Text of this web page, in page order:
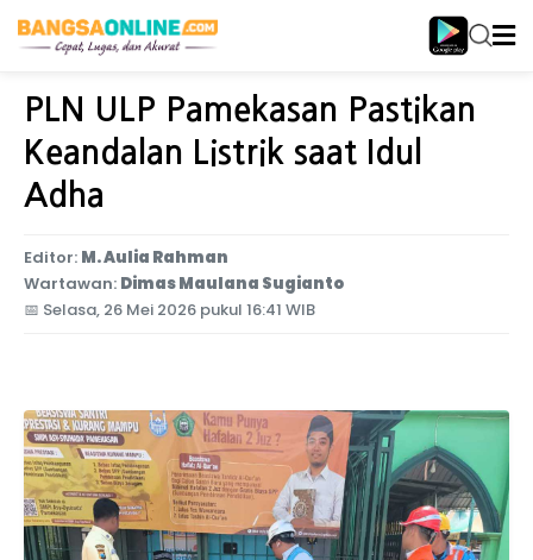
Home Jawa Timur
PLN ULP Pamekasan Pastikan
Keandalan Listrik saat Idul
Adha
Editor: M. Aulia Rahman
Wartawan: Dimas Maulana Sugianto
📅 Selasa, 26 Mei 2026 pukul 16:41 WIB